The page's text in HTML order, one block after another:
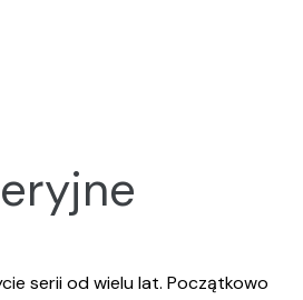
serii od wielu lat. Początkowo